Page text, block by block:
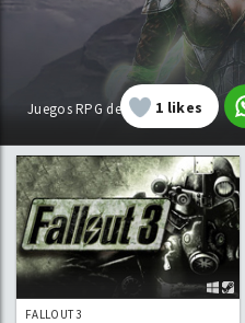
1 likes
Juegos RPG de mundo abierto
FALLOUT 3